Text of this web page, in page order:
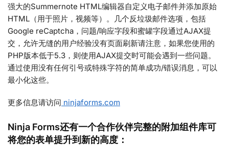
强大的Summernote HTML编辑器自定义电子邮件并添加原始
HTML（用于照片，视频等）。几个反垃圾邮件选项，包括
Google reCaptcha，问题/响应字段和蜜罐字段通过AJAX提
交，允许无缝的用户经验没有页面刷新请注意，如果您使用的
PHP版本低于5.3，则使用AJAX提交时可能会遇到一些问题。
通过使用没有任何引号或特殊字符的简单成功/错误消息，可以
最小化这些。
更多信息请访问 ninjaforms.com
Ninja Forms还有一个合作伙伴完整的附加组件库可
将您的表单提升到新的高度：